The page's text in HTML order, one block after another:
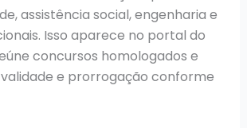
assistência social, engenharia e
Isso aparece no portal do
concursos homologados e
e prorrogação conforme